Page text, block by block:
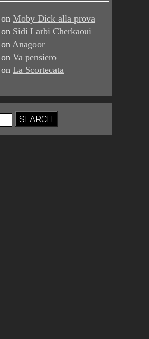
onMoby Dick alla prova
on Sidi Larbi Cherkaoui
onAnagoor
onVa pensiero
onLa Scortecata